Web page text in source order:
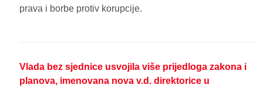
prava i borbe protiv korupcije.
Vlada bez sjednice usvojila više prijedloga zakona i
planova, imenovana nova v.d. direktorice u